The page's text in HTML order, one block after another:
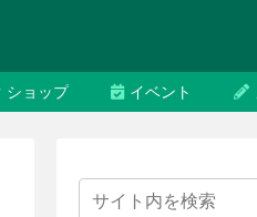
ショップ イベント